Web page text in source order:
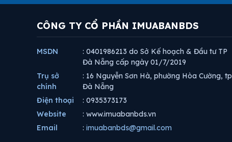
CÔNG TY CỔ PHẦN IMUABANBDS
MSDN
: 0401986213 do Sở Kế hoạch & Đầu tư TP
Đà Nẵng cấp ngày 01/7/2019
Trụ sở
chính
: 16 Nguyễn Sơn Hà, phường Hòa Cường, tp
Đà Nẵng
Điện thoại
: 0935373173
Website
: www.imuabanbds.vn
Email
: imuabanbds@gmail.com